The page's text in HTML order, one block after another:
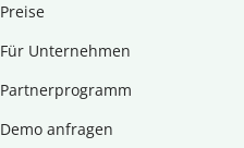
Preise
Für Unternehmen
Partnerprogramm
Demo anfragen